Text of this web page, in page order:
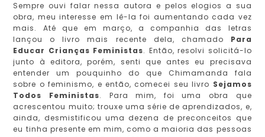
Sempre ouvi falar nessa autora e pelos elogios a sua
obra, meu interesse em lê-la foi aumentando cada vez
mais. Até que em março, a companhia das letras
lançou o livro mais recente dela, chamado Para
Educar Crianças Feministas. Então, resolvi solicitá-lo
junto à editora, porém, senti que antes eu precisava
entender um pouquinho do que Chimamanda fala
sobre o feminismo, e então, comecei seu livro Sejamos
Todos Feministas. Para mim, foi uma obra que
acrescentou muito; trouxe uma série de aprendizados, e,
ainda, desmistificou uma dezena de preconceitos que
eu tinha presente em mim, como a maioria das pessoas